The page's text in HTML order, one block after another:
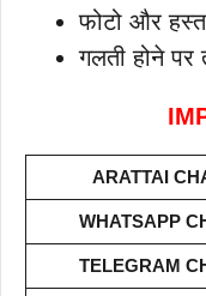
फोटो और
गलती होने
ARATTAI
WHATSAPP
TELEGRAM